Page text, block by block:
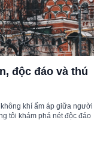
độc đáo và thú
khí ấm áp giữa người
tôi khám phá nét độc đáo